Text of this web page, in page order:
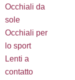
Occhiali da
sole
Occhiali per
lo sport
Lenti a
contatto